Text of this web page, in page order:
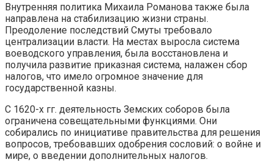
Внутренняя политика Михаила Романова также была
направлена на стабилизацию жизни страны.
Преодоление последствий Смуты требовало
централизации власти. На местах выросла система
воеводского управления, была восстановлена и
получила развитие приказная система, налажен сбор
налогов, что имело огромное значение для
государственной казны.
С 1620-х гг. деятельность Земских соборов была
ограничена совещательными функциями. Они
собирались по инициативе правительства для решения
вопросов, требовавших одобрения сословий: о войне и
мире, о введении дополнительных налогов.